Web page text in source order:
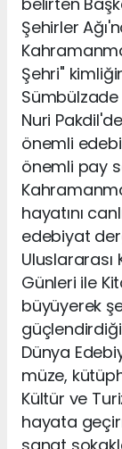
Şehirler
Şehri"
Sümbülzade
Nuri
önemli
önemli pay
hayatını
edebiyat
Günleri ile
büyüyerek
Dünya
müze,
Kültür ve
hayata